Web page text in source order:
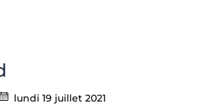
lundi 19 juillet 2021